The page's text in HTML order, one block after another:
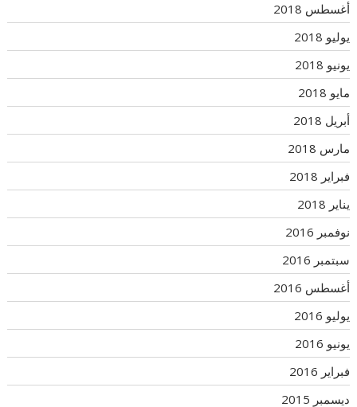
أغسطس 2018
يوليو 2018
يونيو 2018
مايو 2018
أبريل 2018
مارس 2018
فبراير 2018
يناير 2018
نوفمبر 2016
سبتمبر 2016
أغسطس 2016
يوليو 2016
يونيو 2016
فبراير 2016
ديسمبر 2015